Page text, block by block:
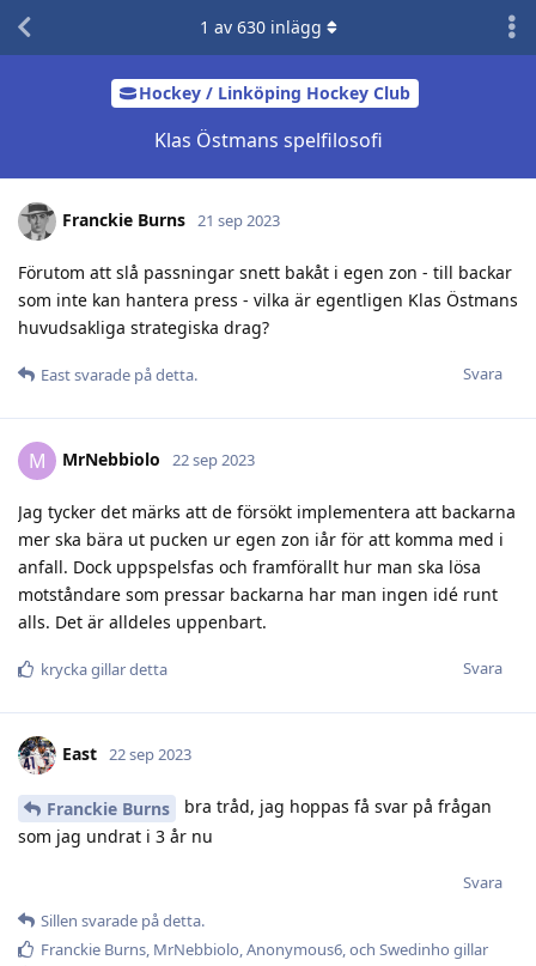
Hockey / Linköping Hockey Club
Klas Östmans spelfilosofi
1 av 630inlägg
Franckie Burns 21 sep 2023
Förutom att slå passningar snett bakåt i egen zon - till backar
som inte kan hantera press - vilka är egentligen Klas Östmans
huvudsakliga strategiska drag?
Svara
Eastsvarade på detta.
M MrNebbiolo 22 sep 2023
Jag tycker det märks att de försökt implementera att backarna
mer ska bära ut pucken ur egen zon iår för att komma med i
anfall. Dock uppspelsfas och framförallt hur man ska lösa
motståndare som pressar backarna har man ingen idé runt
alls. Det är alldeles uppenbart.
Svara
kryckagillar detta
East 22 sep 2023
Franckie Burns
bra tråd, jag hoppas få svar på frågan
som jag undrat i 3 år nu
Svara
Sillen svarade på detta.
Franckie Burns MrNebbiolo Anonymous6 , och Swedinho gillar